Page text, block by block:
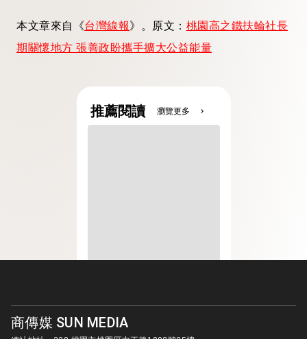
本文章來自《台灣線報》。原文： 桃園高之鐵扶輪社長
期關懷地方 張善政盼攜手擴大公益能量
推薦閱讀 瀏覽更多 chevron_right
商傳媒 SUN MEDIA